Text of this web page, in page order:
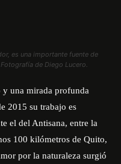
es una importante fuente de
de Diego Lucero.
y una mirada profunda
2015 su trabajo es
el del Antisana, entre la
100 kilómetros de Quito,
por la naturaleza surgió